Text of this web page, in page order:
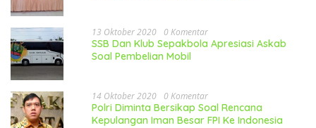
13 Oktober 2020 0 Komentar
SSB Dan Klub Sepakbola Apresiasi Askab
Soal Pembelian Mobil
14 Oktober 2020 0 Komentar
Polri Diminta Bersikap Soal Rencana
Kepulangan Iman Besar FPI Ke Indonesia